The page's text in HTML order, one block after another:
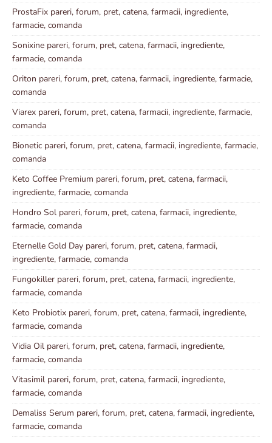
ProstaFix pareri, forum, pret, catena, farmacii, ingrediente,
farmacie, comanda
Sonixine pareri, forum, pret, catena, farmacii, ingrediente,
farmacie, comanda
Oriton pareri, forum, pret, catena, farmacii, ingrediente, farmacie,
comanda
Viarex pareri, forum, pret, catena, farmacii, ingrediente, farmacie,
comanda
Bionetic pareri, forum, pret, catena, farmacii, ingrediente, farmacie,
comanda
Keto Coffee Premium pareri, forum, pret, catena, farmacii,
ingrediente, farmacie, comanda
Hondro Sol pareri, forum, pret, catena, farmacii, ingrediente,
farmacie, comanda
Eternelle Gold Day pareri, forum, pret, catena, farmacii,
ingrediente, farmacie, comanda
Fungokiller pareri, forum, pret, catena, farmacii, ingrediente,
farmacie, comanda
Keto Probiotix pareri, forum, pret, catena, farmacii, ingrediente,
farmacie, comanda
Vidia Oil pareri, forum, pret, catena, farmacii, ingrediente,
farmacie, comanda
Vitasimil pareri, forum, pret, catena, farmacii, ingrediente,
farmacie, comanda
Demaliss Serum pareri, forum, pret, catena, farmacii, ingrediente,
farmacie, comanda